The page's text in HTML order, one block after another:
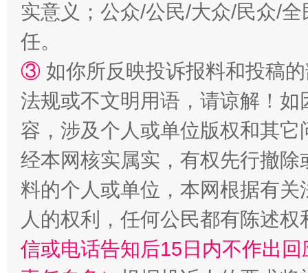
扯下公款旅游的“隐身衣” 如何以
“蜀中异人”王建安的艺术幻境
实意义；公众/公民/大众/民众/
任。
③ 如你所反映投诉报料和投稿
法规或不文明用语，请谅解！
容，涉及个人或单位版权和其它
经本网核实属实，有权先行撤
料的个人或单位，本网根据有
人的权利，任何公民都有陈述
信或电话告知后15日内不作出